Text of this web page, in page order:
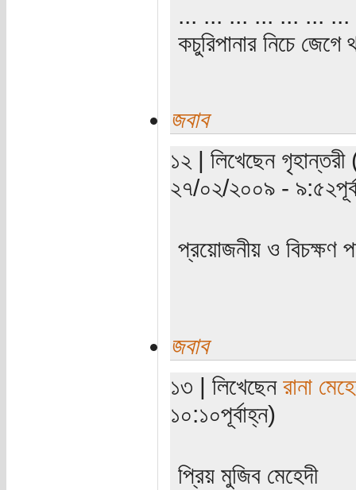
... ... ... ... ... ...
কচুরিপানার নিচে জেগে
জবাব
১২ | লিখেছেন
২৭/০২/২০০৯ -
প্রয়োজনীয় ও বিচক্ষণ
জবাব
১৩ | লিখেছেন রানা
১০:১০পূর্বাহ্ন)
প্রিয় মুজিব মেহেদী